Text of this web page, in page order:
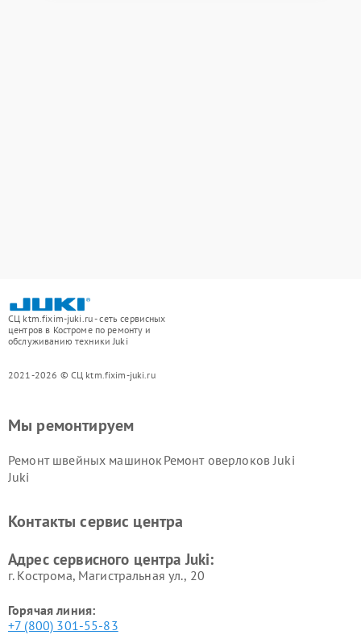
СЦ ktm.fixim-juki.ru - сеть сервисных
центров в Костроме по ремонту и
обслуживанию техники Juki
2021-2026 © СЦ ktm.fixim-juki.ru
Мы ремонтируем
Ремонт швейных машинок
Juki
Ремонт оверлоков Juki
Контакты сервис центра
Адрес сервисного центра Juki:
г. Кострома, Магистральная ул., 20
Горячая линия:
+7 (800) 301-55-83